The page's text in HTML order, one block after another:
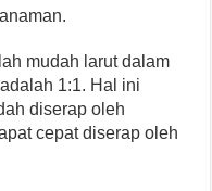
mudah larut dalam
1:1. Hal ini
diserap oleh
cepat diserap oleh